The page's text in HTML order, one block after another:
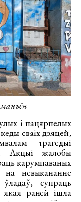
і пацярпелых
сваіх дзяцей,
трагедыі
Акцыі жалобы
карумпаваных
на невыкананне
ўладаў, супраць
якая раней ішла